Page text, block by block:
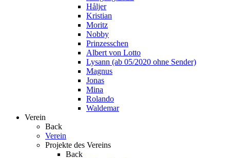
Håljer
Kristian
Moritz
Nobby
Prinzesschen
Albert von Lotto
Lysann (ab 05/2020 ohne Sender)
Magnus
Jonas
Mina
Rolando
Waldemar
Verein
Back
Verein
Projekte des Vereins
Back